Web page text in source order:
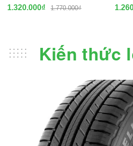
1.320.000₫ 1.770.000₫
Kiến thức